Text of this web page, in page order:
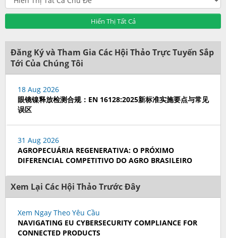
Hiển Thị Tất Cả
Đăng Ký và Tham Gia Các Hội Thảo Trực Tuyến Sắp
Tới Của Chúng Tôi
18 Aug 2026
眼镜镍释放检测合规：EN 16128:2025新标准实施要点与常见
误区
31 Aug 2026
AGROPECUÁRIA REGENERATIVA: O PRÓXIMO
DIFERENCIAL COMPETITIVO DO AGRO BRASILEIRO
Xem Lại Các Hội Thảo Trước Đây
Xem Ngay Theo Yêu Cầu
NAVIGATING EU CYBERSECURITY COMPLIANCE FOR
CONNECTED PRODUCTS